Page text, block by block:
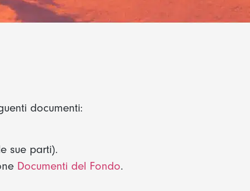
documenti:
sue parti).
Documenti del Fondo.